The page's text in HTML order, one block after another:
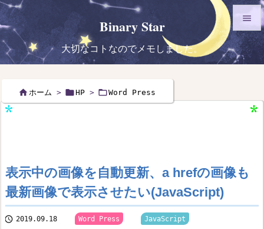
Binary Star
大切なコトなのでメモしました。


メニュ


検索
 ホーム > HP > Word Press
表示中の画像を自動更新、a hrefの画像も
最新画像で表示させたい(JavaScript)
 2019.09.18 Word Press JavaScript